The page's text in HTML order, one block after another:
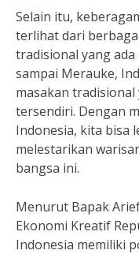
Selain itu,
terlihat dari
tradisional yang ada
sampai Merauke,
masakan
tersendiri. Dengan
Indonesia, kita bisa
melestarikan
bangsa ini.
Menurut Bapak
Ekonomi Kreatif
Indonesia memiliki